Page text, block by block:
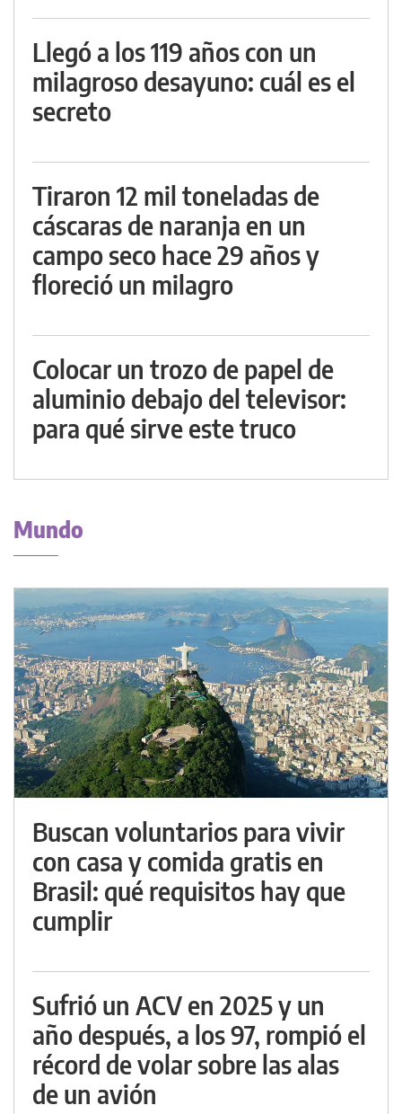
Llegó a los 119 años con un
milagroso desayuno: cuál es el
secreto
Tiraron 12 mil toneladas de
cáscaras de naranja en un
campo seco hace 29 años y
floreció un milagro
Colocar un trozo de papel de
aluminio debajo del televisor:
para qué sirve este truco
Mundo
Buscan voluntarios para vivir
con casa y comida gratis en
Brasil: qué requisitos hay que
cumplir
Sufrió un ACV en 2025 y un
año después, a los 97, rompió el
récord de volar sobre las alas
de un avión